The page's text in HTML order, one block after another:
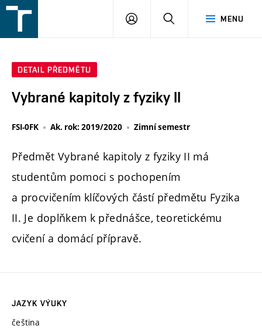
v
MENU
PŘIHLÁŠENÍ
DETAIL PŘEDMĚTU
Vybrané kapitoly z fyziky II
FSI-0FK Ak. rok: 2019/2020 Zimní semestr
Předmět Vybrané kapitoly z fyziky II má
studentům pomoci s pochopením
a procvičením klíčových částí předmětu Fyzika
II. Je doplňkem k přednášce, teoretickému
cvičení a domácí přípravě.
JAZYK VÝUKY
čeština